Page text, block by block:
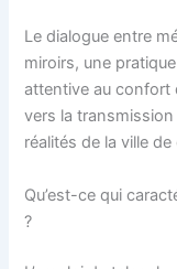
Le dialogue entre
miroirs, une
attentive au confort
vers la
réalités de la ville de
Qu’est-ce qui
?